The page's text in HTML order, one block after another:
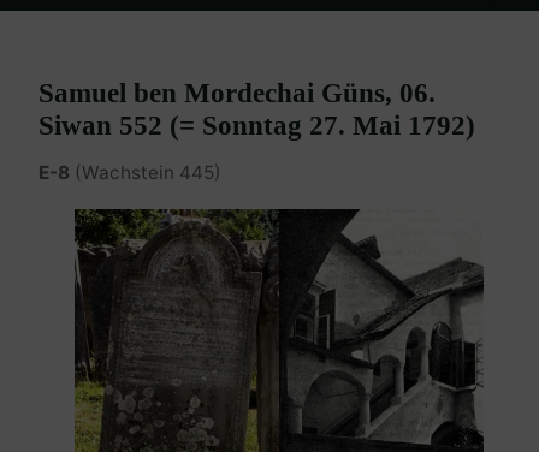
Samuel ben Mordechai Güns, 06.
Siwan 552 (= Sonntag 27. Mai 1792)
E-8 (Wachstein 445)